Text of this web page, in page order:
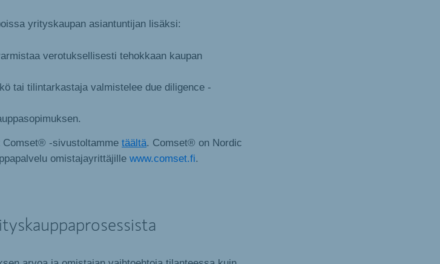
yrityskaupan asiantuntijan lisäksi:
verotuksellisesti tehokkaan kaupan
tai tilintarkastaja valmistelee due diligence -
Comset® -sivustoltamme täältä. Comset® on Nordic
omistajayrittäjille www.comset.fi.